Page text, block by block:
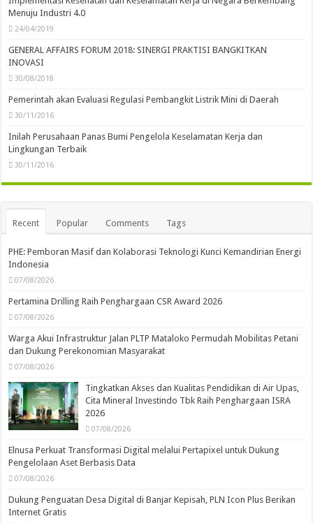
Menuju Industri 4.0
24/04/2019
GENERAL AFFAIRS FORUM 2018: SINERGI PRAKTISI BANGKITKAN
INOVASI
30/08/2018
Pemerintah akan Evaluasi Regulasi Pembangkit Listrik Mini di Daerah
30/11/2016
Inilah Perusahaan Panas Bumi Pengelola Keselamatan Kerja dan
Lingkungan Terbaik
30/11/2016
Recent Popular Comments Tags
PHE: Pemboran Masif dan Kolaborasi Teknologi Kunci Kemandirian Energi
Indonesia
07/08/2026
Pertamina Drilling Raih Penghargaan CSR Award 2026
07/08/2026
Warga Akui Infrastruktur Jalan PLTP Mataloko Permudah Mobilitas Petani
dan Dukung Perekonomian Masyarakat
07/08/2026
Tingkatkan Akses dan Kualitas Pendidikan di Air Upas,
Cita Mineral Investindo Tbk Raih Penghargaan ISRA
2026
07/08/2026
Elnusa Perkuat Transformasi Digital melalui Pertapixel untuk Dukung
Pengelolaan Aset Berbasis Data
07/08/2026
Dukung Penguatan Desa Digital di Banjar Kepisah, PLN Icon Plus Berikan
Internet Gratis